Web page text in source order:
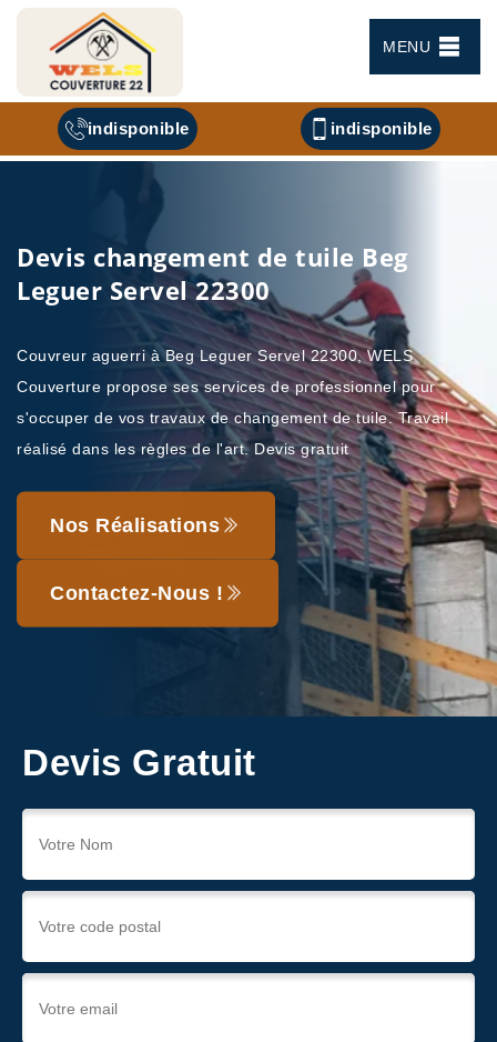
MENU
indisponible indisponible
Devis changement de tuile Beg
Leguer Servel 22300
Couvreur aguerri à Beg Leguer Servel 22300, WELS
Couverture propose ses services de professionnel pour
s'occuper de vos travaux de changement de tuile. Travail
réalisé dans les règles de l'art. Devis gratuit
Nos Réalisations
Contactez-Nous !
Devis Gratuit